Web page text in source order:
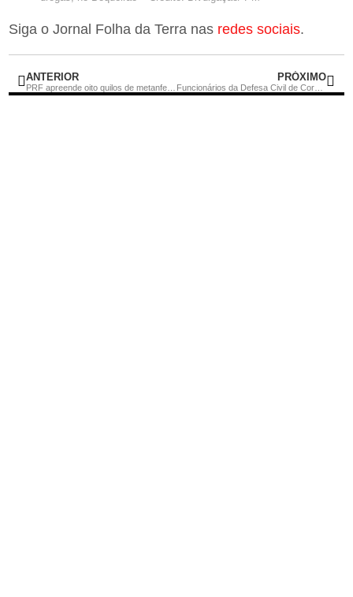
Siga o Jornal Folha da Terra nas redes sociais.
ANTERIOR
PRF apreende oito quilos de metanfetamina escondidos em pacotes de creatina
PRÓXIMO
Funcionários da Defesa Civil de Cordeiro são presos acusados de sedar e abandonar cachorros